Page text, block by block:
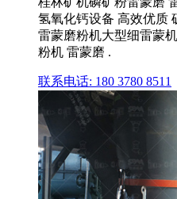
氢氧化钙设备 高效优质
雷蒙磨粉机大型细雷蒙
粉机 雷蒙磨 .
联系电话: 180 3780 8511